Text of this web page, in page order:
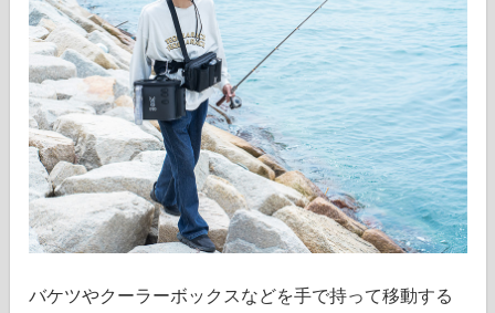
バケツやクーラーボックスなどを手で持って移動する